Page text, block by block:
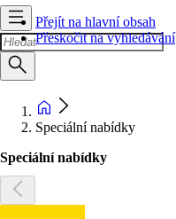
Přejít na hlavní obsah
Přeskočit na vyhledávání
Speciální nabídky
Speciální nabídky